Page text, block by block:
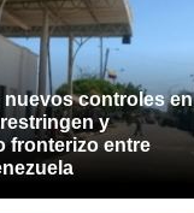
controles en
y
fronterizo entre